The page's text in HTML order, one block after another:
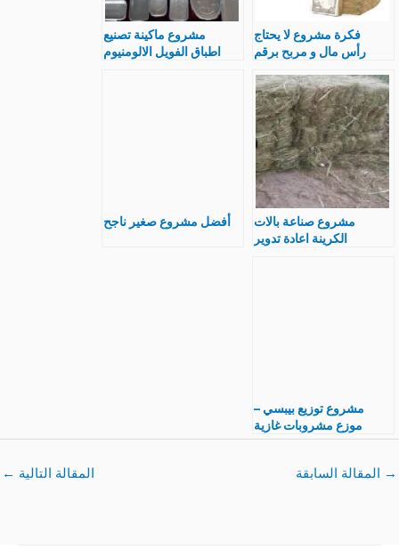
فكرة مشروع لا يحتاج
رأس مال و مربح برقم
مشروع ماكينة تصنيع
اطباق الفويل الالومنيوم
مشروع صناعة بالات
الكرينة اعادة تدوير
أفضل مشروع صغير ناجح
مشروع توزيع بيبسي –
موزع مشروبات غازية
مشروع بدون خسارة
→ المقالة السابقة المقالة التالية ←